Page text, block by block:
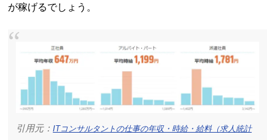
が稼げるでしょう。
引用元：ITコンサルタントの仕事の年収・時給・給料（求人統計